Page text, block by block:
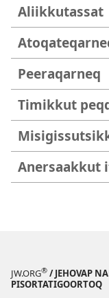
Aliikkutassat
Peeraqarneq
Timikkut
Anersaakkut
JW.ORG® / JEHOVAP
PISORTATIGOORTOQ